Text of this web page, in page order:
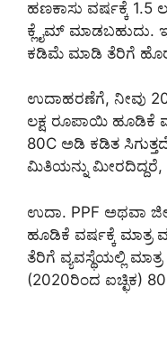
ಹಣಕಾಸು ವರ್ಷಕ್ಕೆ 1.5
ಕ್ಲೈಮ್ ಮಾಡಬಹುದು.
ಕಡಿಮೆ ಮಾಡಿ ತೆರಿಗೆ
ಉದಾಹರಣೆಗೆ, ನೀವು
ಲಕ್ಷ ರೂಪಾಯಿ ಹೂಡಿಕೆ
80C ಅಡಿ ಕಡಿತ
ಮಿತಿಯನ್ನು ಮೀರದಿದ್ದರೆ,
ಉದಾ. PPF ಅಥವಾ
ಹೂಡಿಕೆ ವರ್ಷಕ್ಕೆ ಮಾತ್ರ
ತೆರಿಗೆ ವ್ಯವಸ್ಥೆಯಲ್ಲಿ
(2020ರಿಂದ ಐಚ್ಛಿಕ)